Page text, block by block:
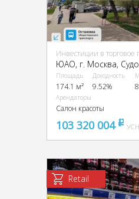
Инвестиции в
Площадь
174.1 м²
Доходность
9.52%
Арендаторы
Салон красоты
103 320 004 pуб
УСН
Retail